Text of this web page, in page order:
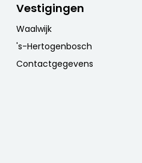
Vestigingen
Waalwijk
's-Hertogenbosch
Contactgegevens